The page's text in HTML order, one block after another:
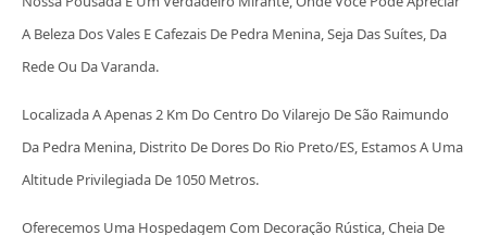
A Beleza Dos Vales E Cafezais De Pedra Menina, Seja Das Suítes, Da
Rede Ou Da Varanda.
Localizada A Apenas 2 Km Do Centro Do Vilarejo De São Raimundo
Da Pedra Menina, Distrito De Dores Do Rio Preto/ES, Estamos A Uma
Altitude Privilegiada De 1050 Metros.
Oferecemos Uma Hospedagem Com Decoração Rústica, Cheia De